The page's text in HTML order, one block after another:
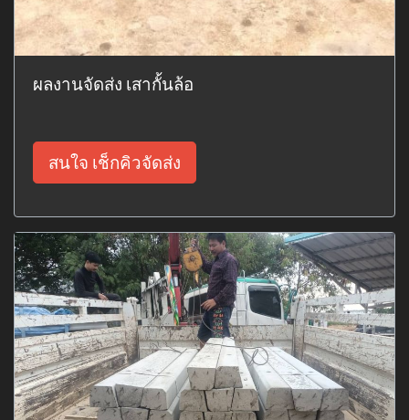
ผลงานจัดส่ง เสากั้นล้อ
สนใจ เช็กคิวจัดส่ง